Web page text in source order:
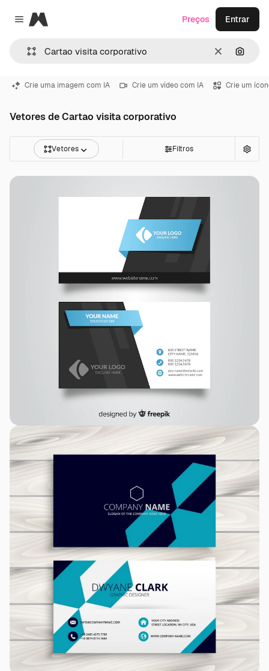
Close menu
Magnific
Limpar
Preços Entrar
Crie uma imagem com IA Crie um vídeo com IA Crie um
Vetores de Cartao visita corporativo
Vetores Filtros